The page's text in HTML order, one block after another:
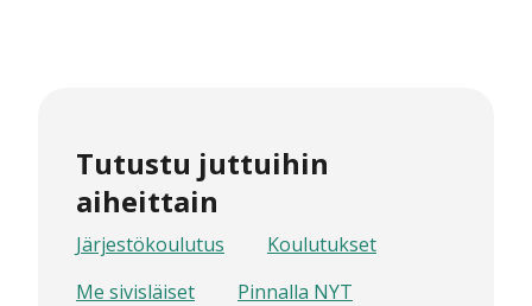
Tutustu juttuihin
aiheittain
Järjestökoulutus
Koulutukset
Me sivisläiset
Pinnalla NYT